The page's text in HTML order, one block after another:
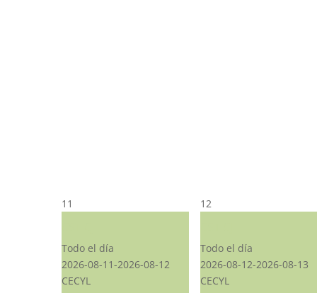
11
Todo el día
2026-08-11-2026-08-12
CECYL
12
Todo el día
2026-08-12-2026-08-13
CECYL